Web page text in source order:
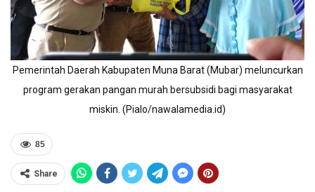
Pemerintah Daerah Kabupaten Muna Barat (Mubar) meluncurkan
program gerakan pangan murah bersubsidi bagi masyarakat
miskin. (Pialo/nawalamedia.id)
85
Share